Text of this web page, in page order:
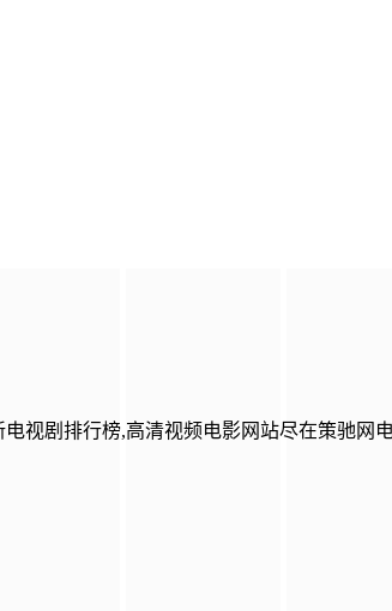
视剧排行榜,高清视频电影网站尽在策驰网电